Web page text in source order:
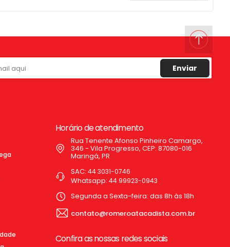
Enviar
Horário de atendimento
Rua Tenente Afonso Pinheiro Camargo,
346 - Vila Progresso, CEP: 87080-016
Maringá, PR
SAC: 44 3031-0746
Whatsapp: 44 99923-0943
Segunda a Sexta-feira: das 8h às 18h
contato@romeroatacadista.com.br
Confira as nossas redes sociais